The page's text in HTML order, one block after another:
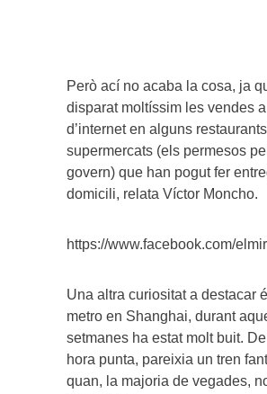
Però ací no acaba la cosa, ja
disparat moltíssim les vendes
d’internet en alguns
supermercats (els permesos
govern) que han pogut fer
domicili, relata Víctor Moncho.
https://www.facebook.com/
Una altra curiositat a destacar
metro en Shanghai, durant
setmanes ha estat molt buit.
hora punta, pareixia un tren
quan, la majoria de vegades,